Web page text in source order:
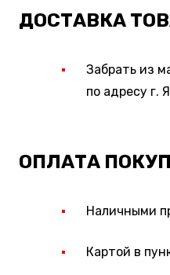
ДОСТАВКА
Забрать из
по адресу г.
ОПЛАТА
Наличными
Картой в